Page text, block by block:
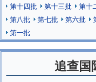
第十四批
第十三批 第十
第八批
第七批 第六批
第一批
追查国